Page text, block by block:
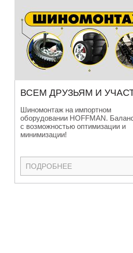
ВСЕМ ДРУЗЬЯМ И
Шиномонтаж на импортном
оборудовании HOFFMAN.
с возможностью оптимизации и
минимизации!
ПОДРОБНЕЕ